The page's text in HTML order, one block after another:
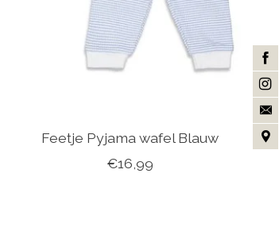
Feetje Pyjama wafel Blauw
€16,99